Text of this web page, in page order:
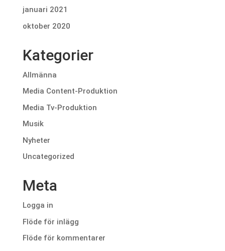
januari 2021
oktober 2020
Kategorier
Allmänna
Media Content-Produktion
Media Tv-Produktion
Musik
Nyheter
Uncategorized
Meta
Logga in
Flöde för inlägg
Flöde för kommentarer